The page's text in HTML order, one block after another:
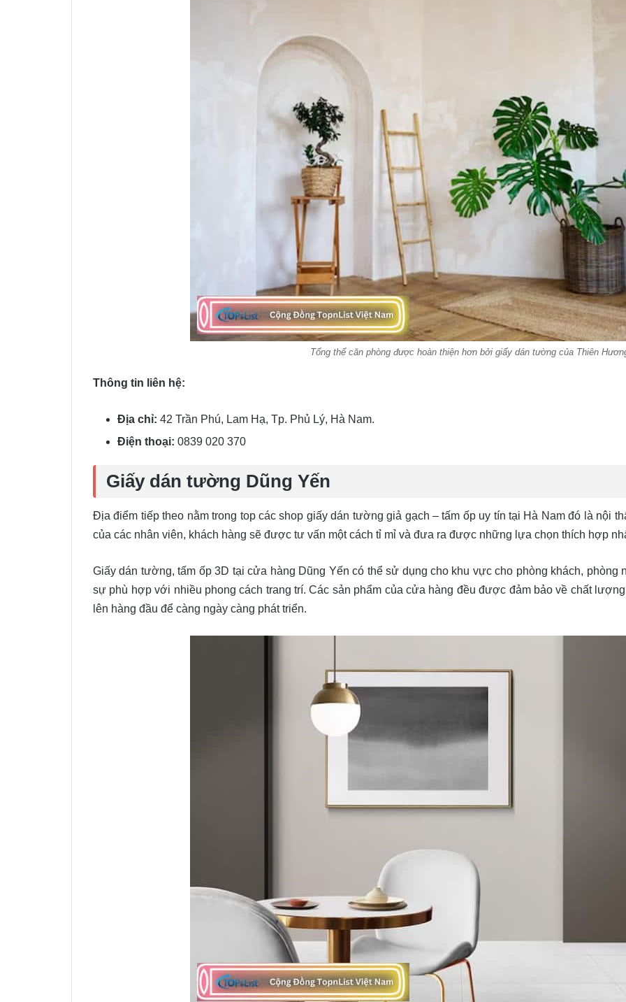
Tổng thể căn phòng được hoàn thiện hơn bởi giấy dán tường của Thiên
Thông tin liên hệ:
Địa chỉ: 42 Trần Phú, Lam Hạ, Tp. Phủ Lý, Hà Nam.
Điện thoại: 0839 020 370
Giấy dán tường Dũng Yến
Địa điểm tiếp theo nằm trong top các shop giấy dán tường giả gạch – tấm ốp uy tín tại Hà Nam đó là nội
của các nhân viên, khách hàng sẽ được tư vấn một cách tỉ mỉ và đưa ra được những lựa chọn thích hợp
Giấy dán tường, tấm ốp 3D tại cửa hàng Dũng Yến có thể sử dụng cho khu vực cho phòng khách,
sự phù hợp với nhiều phong cách trang trí. Các sản phẩm của cửa hàng đều được đảm bảo về chất
lên hàng đầu để càng ngày càng phát triển.